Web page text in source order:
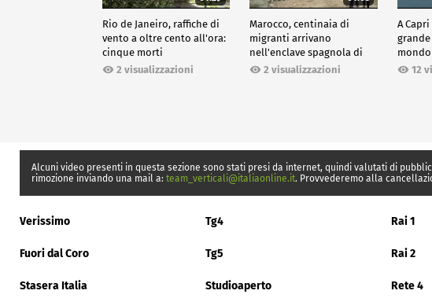
Rio de Janeiro, raffiche di
vento a oltre cento all'ora:
cinque morti
2 visualizzazioni
Marocco, centinaia di
migranti arrivano
nell'enclave spagnola di
Ceuta2 visualizzazioni
A
grande
mondo
12
Alcuni video presenti in questa sezione sono stati presi da internet, quindi valutati di
rimozione inviando una mail a: team_verticali@italiaonline.it. Provvederemo alla
Verissimo Tg4 Rai 1
Fuori dal Coro Tg5 Rai 2
Stasera Italia Studioaperto Rete 4